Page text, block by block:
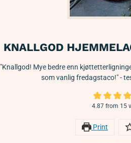
KNALLGOD
"Knallgod! Mye bedre enn
som vanlig fredagstaco!" -
4.87 from 15
Print